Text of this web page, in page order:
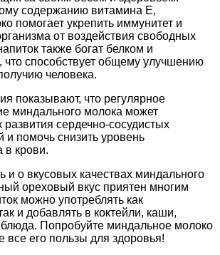
содержанию витамина Е,
помогает укрепить иммунитет и
от воздействия свободных
также богат белком и
что способствует общему улучшению
человека.
показывают, что регулярное
миндального молока может
развития сердечно-сосудистых
и помочь снизить уровень
в крови.
и о вкусовых качествах миндального
ореховый вкус приятен многим
можно употреблять как
и добавлять в коктейли, каши,
блюда. Попробуйте миндальное молоко
все его пользы для здоровья!